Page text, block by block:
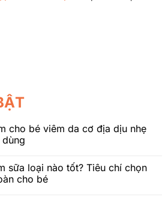
cho bé viêm da cơ địa dịu nhẹ
sữa loại nào tốt? Tiêu chí chọn
cho bé